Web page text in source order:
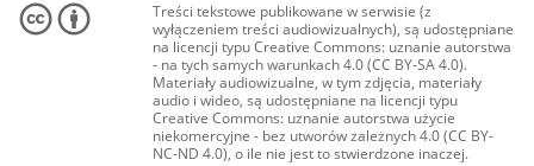
Treści tekstowe publikowane w serwisie (z
wyłączeniem treści audiowizualnych), są udostępniane
na licencji typu Creative Commons: uznanie autorstwa
- na tych samych warunkach 4.0 (CC BY-SA 4.0).
Materiały audiowizualne, w tym zdjęcia, materiały
audio i wideo, są udostępniane na licencji typu
Creative Commons: uznanie autorstwa użycie
niekomercyjne - bez utworów zależnych 4.0 (CC BY-
NC-ND 4.0), o ile nie jest to stwierdzone inaczej.